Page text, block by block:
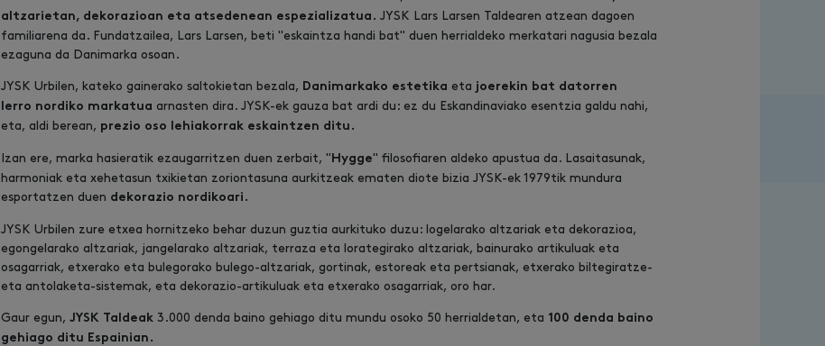
altzarietan, dekorazioan eta atsedenean espezializatua. JYSK Lars Larsen Taldearen atzean dagoen
familiarena da. Fundatzailea, Lars Larsen, beti "eskaintza handi bat" duen herrialdeko merkatari nagusia bezala
ezaguna da Danimarka osoan.
JYSK Urbilen, kateko gainerako saltokietan bezala, Danimarkako estetika eta joerekin bat datorren
lerro nordiko markatua arnasten dira. JYSK-ek gauza bat ardi du: ez du Eskandinaviako esentzia galdu nahi,
eta, aldi berean, prezio oso lehiakorrak eskaintzen ditu.
Izan ere, marka hasieratik ezaugarritzen duen zerbait, " Hygge" filosofiaren aldeko apustua da. Lasaitasunak,
harmoniak eta xehetasun txikietan zoriontasuna aurkitzeak ematen diote bizia JYSK-ek 1979tik mundura
esportatzen duen dekorazio nordikoari.
JYSK Urbilen zure etxea hornitzeko behar duzun guztia aurkituko duzu: logelarako altzariak eta dekorazioa,
egongelarako altzariak, jangelarako altzariak, terraza eta lorategirako altzariak, bainurako artikuluak eta
osagarriak, etxerako eta bulegorako bulego-altzariak, gortinak, estoreak eta pertsianak, etxerako biltegiratze-
eta antolaketa-sistemak, eta dekorazio-artikuluak eta etxerako osagarriak, oro har.
Gaur egun, JYSK Taldeak3.000 denda baino gehiago ditu mundu osoko 50 herrialdetan, eta 100 denda baino
gehiago ditu Espainian.